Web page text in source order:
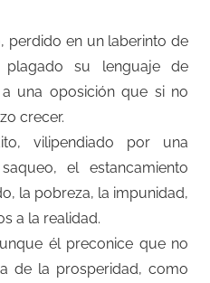
perdido en un laberinto de
plagado su lenguaje de
una oposición que si no
crecer.
vilipendiado por una
el estancamiento
la pobreza, la impunidad,
a la realidad.
él preconice que no
de la prosperidad, como